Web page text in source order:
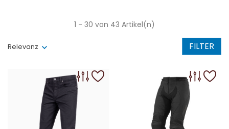
Relevanz FILTER
1 - 30 von 43 Artikel(n)